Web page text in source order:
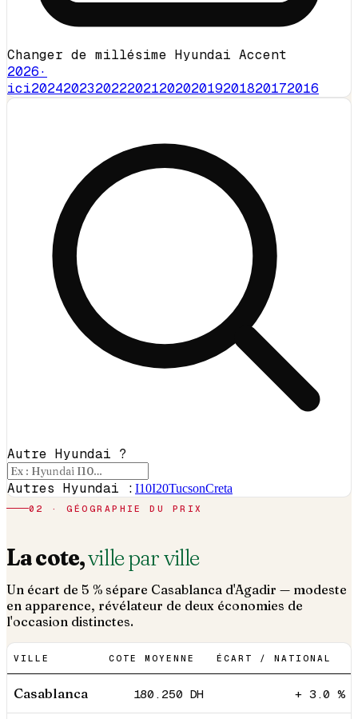
Changer de millésime Hyundai Accent
2026·
ici202420232022202120202019201820172016
Autre Hyundai ?
Autres Hyundai : I10I20TucsonCreta
02 · GÉOGRAPHIE DU PRIX
La cote,ville par ville
Un écart de 5 % sépare Casablanca d'Agadir — modeste
en apparence, révélateur de deux économies de
l'occasion distinctes.
VILLE COTE MOYENNE ÉCART / NATIONAL
Casablanca 180.250 DH + 3.0 %